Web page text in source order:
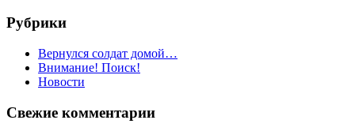
Рубрики
Вернулся солдат домой…
Внимание! Поиск!
Новости
Свежие комментарии